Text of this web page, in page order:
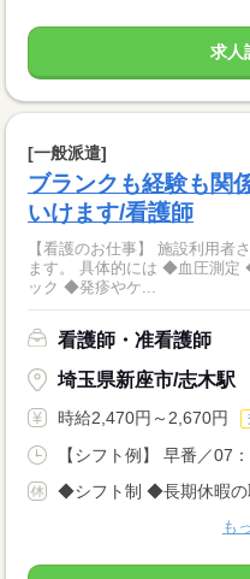
求人
[一般派遣]
ブランクも経験も関
いけます/看護師
【看護のお仕事】 施設利用者
ます。 具体的には ◆血圧測定 ◆お薬の管理や準備 ◆バイタルチェ
ック ◆発疹やケ...
看護師・准看護師
埼玉県新座市/志木駅
時給2,470円～2,670円
【シフト例】 早番／07
◆シフト制 ◆長期休暇の
も